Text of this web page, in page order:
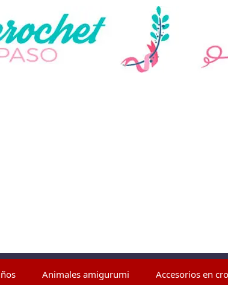
Animales amigurumi Accesorios en